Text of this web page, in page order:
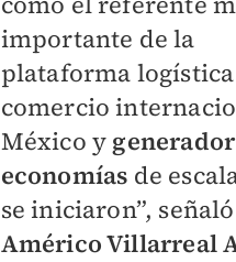
importante de la
plataforma
comercio
México y
economías de
se iniciaron”, señaló
Américo Villarreal